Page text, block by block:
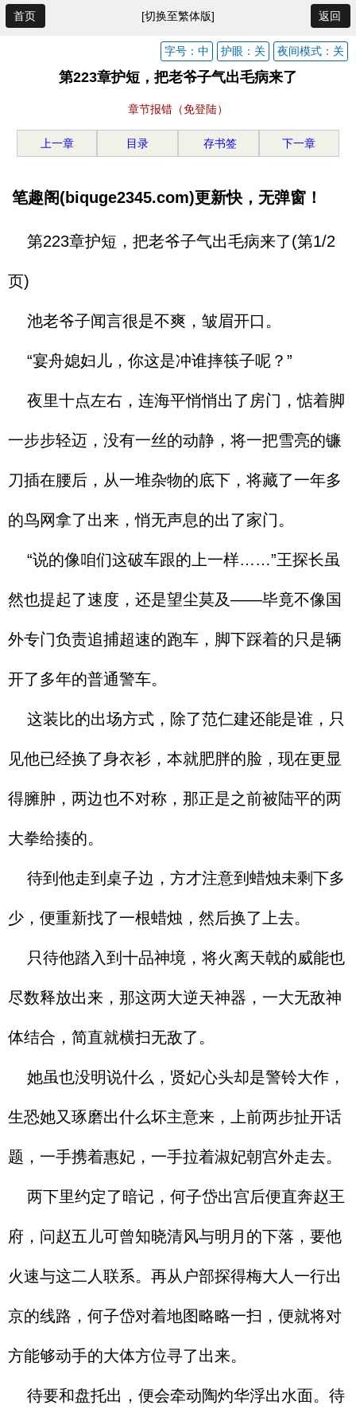
首页 [切换至繁体版] 返回
夜间模式：关
护眼：关
字号：中
第223章护短，把老爷子气出毛病来了
章节报错（免登陆）
上一章 目录 存书签 下一章
笔趣阁(biquge2345.com)更新快，无弹窗！
第223章护短，把老爷子气出毛病来了(第1/2
页)
池老爷子闻言很是不爽，皱眉开口。
“宴舟媳妇儿，你这是冲谁摔筷子呢？”
夜里十点左右，连海平悄悄出了房门，惦着脚
一步步轻迈，没有一丝的动静，将一把雪亮的镰
刀插在腰后，从一堆杂物的底下，将藏了一年多
的鸟网拿了出来，悄无声息的出了家门。
“说的像咱们这破车跟的上一样……”王探长虽
然也提起了速度，还是望尘莫及——毕竟不像国
外专门负责追捕超速的跑车，脚下踩着的只是辆
开了多年的普通警车。
这装比的出场方式，除了范仁建还能是谁，只
见他已经换了身衣衫，本就肥胖的脸，现在更显
得臃肿，两边也不对称，那正是之前被陆平的两
大拳给揍的。
待到他走到桌子边，方才注意到蜡烛未剩下多
少，便重新找了一根蜡烛，然后换了上去。
只待他踏入到十品神境，将火离天戟的威能也
尽数释放出来，那这两大逆天神器，一大无敌神
体结合，简直就横扫无敌了。
她虽也没明说什么，贤妃心头却是警铃大作，
生恐她又琢磨出什么坏主意来，上前两步扯开话
题，一手携着惠妃，一手拉着淑妃朝宫外走去。
两下里约定了暗记，何子岱出宫后便直奔赵王
府，问赵五儿可曾知晓清风与明月的下落，要他
火速与这二人联系。再从户部探得梅大人一行出
京的线路，何子岱对着地图略略一扫，便就将对
方能够动手的大体方位寻了出来。
待要和盘托出，便会牵动陶灼华浮出水面。待